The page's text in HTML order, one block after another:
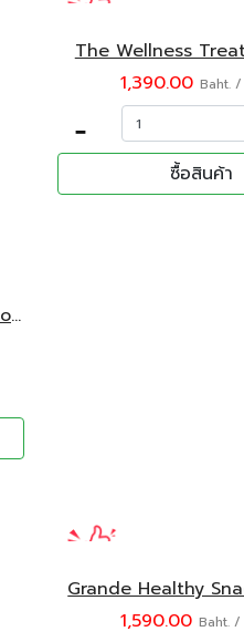
The Charming Beauty Collection Gift Set
The Wellness
1,390.00 Baht.
-
ซื้อสินค้า
Grande Healthy
1,590.00 Baht.